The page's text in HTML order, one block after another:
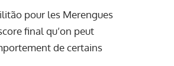
pour les Merengues
final qu’on peut
de certains